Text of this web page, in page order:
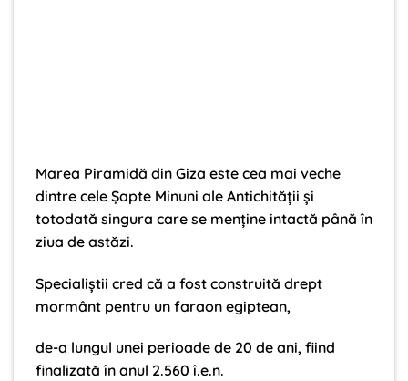
Marea Piramidă din Giza este cea mai veche
dintre cele Şapte Minuni ale Antichităţii şi
totodată singura care se menţine intactă până în
ziua de astăzi.
Specialiştii cred că a fost construită drept
mormânt pentru un faraon egiptean,
de-a lungul unei perioade de 20 de ani, fiind
finalizată în anul 2.560 î.e.n.